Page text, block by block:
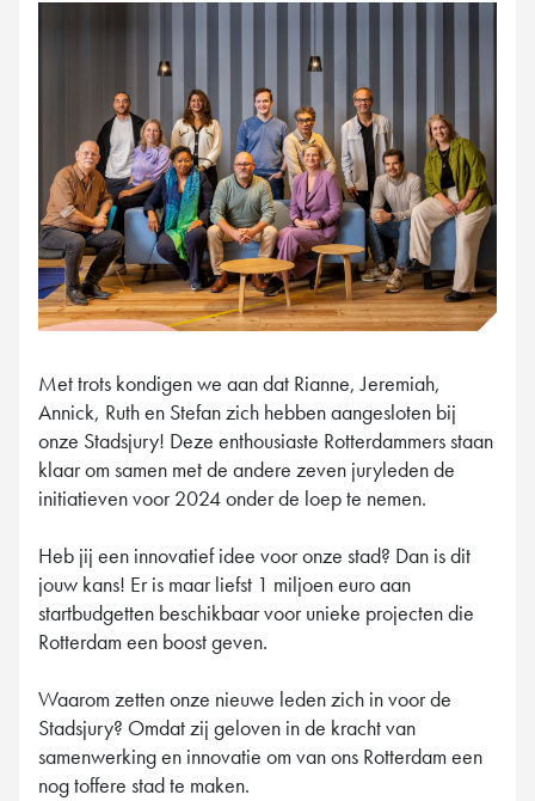
Met trots kondigen we aan dat Rianne, Jeremiah,
Annick, Ruth en Stefan zich hebben aangesloten bij
onze Stadsjury! Deze enthousiaste Rotterdammers staan
klaar om samen met de andere zeven juryleden de
initiatieven voor 2024 onder de loep te nemen.
Heb jij een innovatief idee voor onze stad? Dan is dit
jouw kans! Er is maar liefst 1 miljoen euro aan
startbudgetten beschikbaar voor unieke projecten die
Rotterdam een boost geven.
Waarom zetten onze nieuwe leden zich in voor de
Stadsjury? Omdat zij geloven in de kracht van
samenwerking en innovatie om van ons Rotterdam een
nog toffere stad te maken.